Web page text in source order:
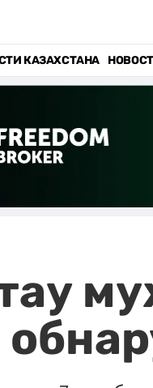
КАЗАХСТАНА